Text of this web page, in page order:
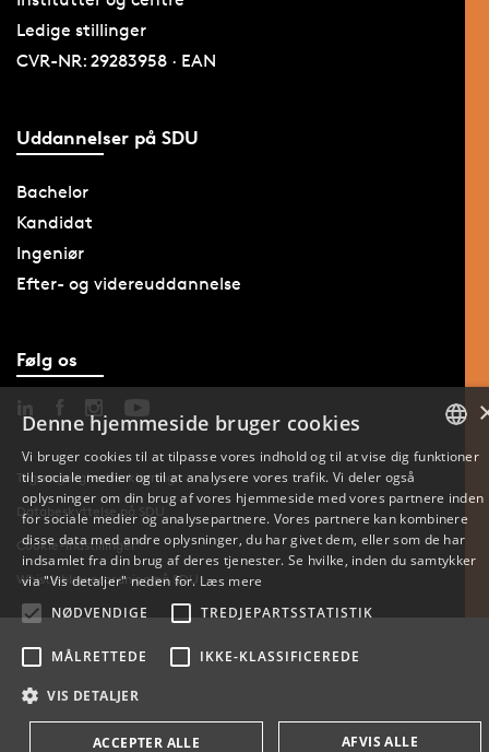
Ledige stillinger
CVR-NR: 29283958 · EAN
Uddannelser på SDU
Bachelor
Kandidat
Ingeniør
Efter- og videreuddannelse
Følg os
Tilgængelighedserklæring
Databeskyttelse på SDU
Cookie-indstillinger
Whistleblowerordning på SDU
ENGLISH
Denne hjemmeside bruger cookies
Vi bruger cookies til at tilpasse vores indhold og til at vise dig funktioner
til sociale medier og til at analysere vores trafik. Vi deler også
oplysninger om din brug af vores hjemmeside med vores partnere inden
for sociale medier og analysepartnere. Vores partnere kan kombinere
disse data med andre oplysninger, du har givet dem, eller som de har
indsamlet fra din brug af deres tjenester. Se hvilke, inden du samtykker
via "Vis detaljer" neden for. Læs mere
NØDVENDIGE
TREDJEPARTSSTATISTIK
MÅLRETTEDE IKKE-KLASSIFICEREDE
VIS DETALJER
ACCEPTER ALLE AFVIS ALLE